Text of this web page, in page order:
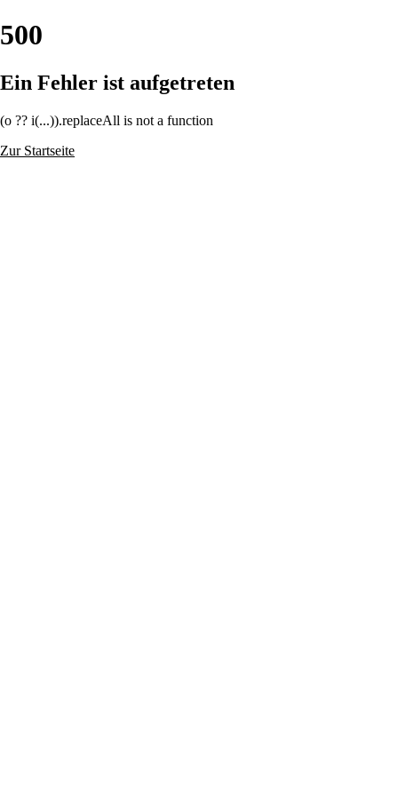
500
Ein Fehler ist aufgetreten
(o ?? i(...)).replaceAll is not a function
Zur Startseite